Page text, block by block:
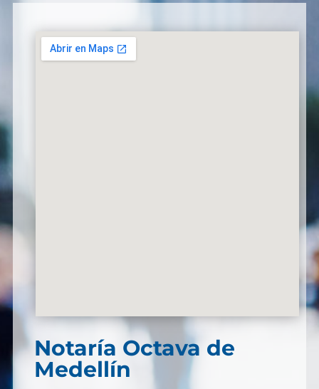
Notaría Octava de
Medellín